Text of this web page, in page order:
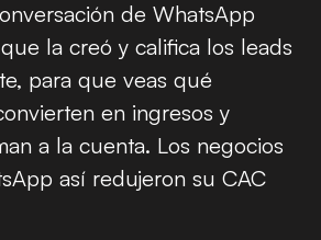
de WhatsApp
la creó y califica los leads
para que veas qué
en ingresos y
a la cuenta. Los negocios
así redujeron su CAC